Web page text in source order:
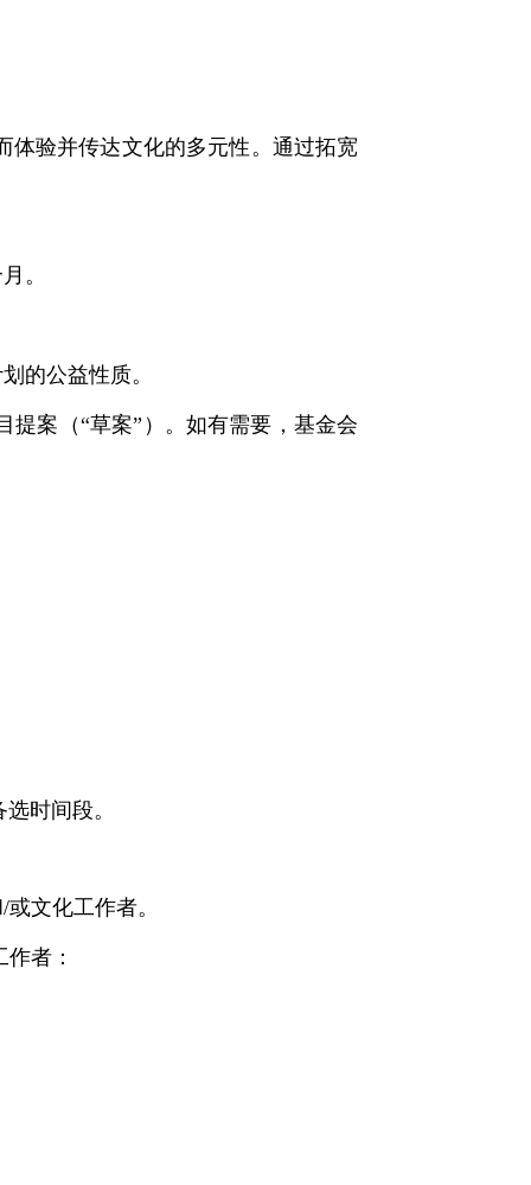
体验并传达文化的多元性。通过拓宽
。
的公益性质。
案（“草案”）。如有需要，基金会
时间段。
文化工作者。
者：